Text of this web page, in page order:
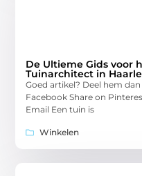
De Ultieme Gids voor
Tuinarchitect in
Goed artikel? Deel hem
Facebook Share on
Email Een tuin is
Winkelen